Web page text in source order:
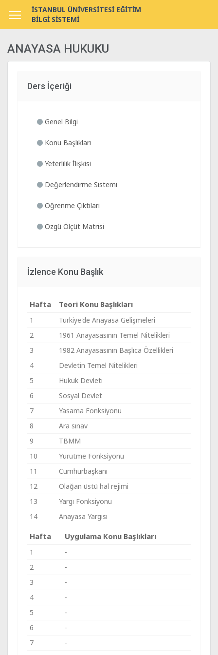
İSTANBUL ÜNİVERSİTESİ EĞİTİM
BİLGİ SİSTEMİ
ANAYASA HUKUKU
Ders İçeriği
Genel Bilgi
Konu Başlıkları
Yeterlilik İlişkisi
Değerlendirme Sistemi
Öğrenme Çıktıları
Özgü Ölçüt Matrisi
İzlence Konu Başlık
Hafta Teori Konu Başlıkları
1
Türkiye'de Anayasa Gelişmeleri
2
1961 Anayasasının Temel Nitelikleri
3
1982 Anayasasının Başlıca Özellikleri
4
Devletin Temel Nitelikleri
5
Hukuk Devleti
6
Sosyal Devlet
7
Yasama Fonksiyonu
8
Ara sınav
9
TBMM
10
Yürütme Fonksiyonu
11
Cumhurbaşkanı
12
Olağan üstü hal rejimi
13
Yargı Fonksiyonu
14
Anayasa Yargısı
Hafta Uygulama Konu Başlıkları
1
-
2
-
3
-
4
-
5
-
6
-
7
-